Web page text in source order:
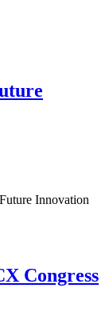
Innovation
Congress